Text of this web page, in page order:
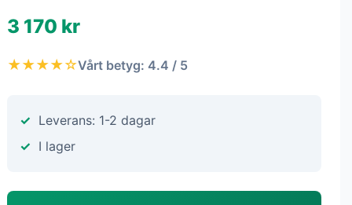
3 170 kr
★★★★☆Vårt betyg: 4.4 / 5
Leverans: 1-2 dagar
I lager